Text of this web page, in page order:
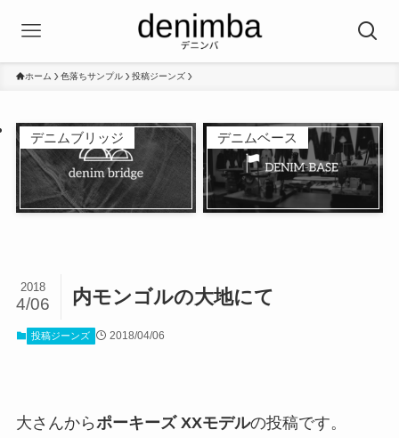
ホーム 色落ちサンプル 投稿ジーンズ
デニムブリッジ デニムベース
内モンゴルの大地にて
2018
4/06
投稿ジーンズ 2018/04/06
大さんからポーキーズ XXモデルの投稿です。